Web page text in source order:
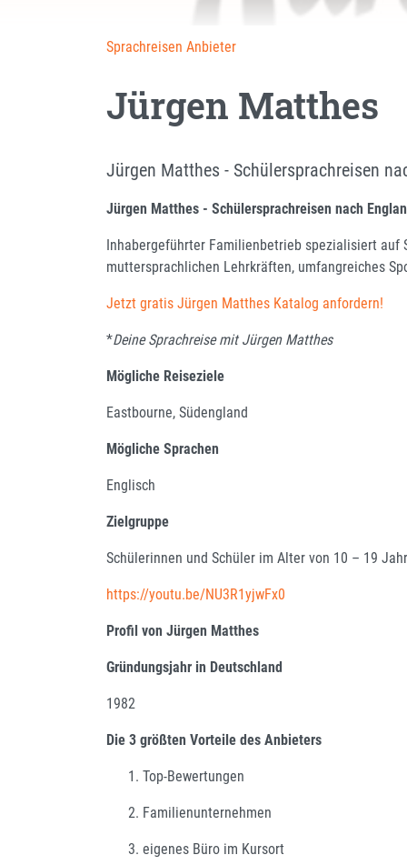
Sprachreisen Anbieter
Jürgen Matthes
Jürgen Matthes - Schülersprachreisen
Jürgen Matthes - Schülersprachreisen nach
Inhabergeführter Familienbetrieb spezialisiert auf
muttersprachlichen Lehrkräften, umfangreiches
Jetzt gratis Jürgen Matthes Katalog anfordern!
*Deine Sprachreise mit Jürgen Matthes
Mögliche Reiseziele
Eastbourne, Südengland
Mögliche Sprachen
Englisch
Zielgruppe
Schülerinnen und Schüler im Alter von 10 – 19
https://youtu.be/NU3R1yjwFx0
Profil von Jürgen Matthes
Gründungsjahr in Deutschland
1982
Die 3 größten Vorteile des Anbieters
Top-Bewertungen
Familienunternehmen
eigenes Büro im Kursort